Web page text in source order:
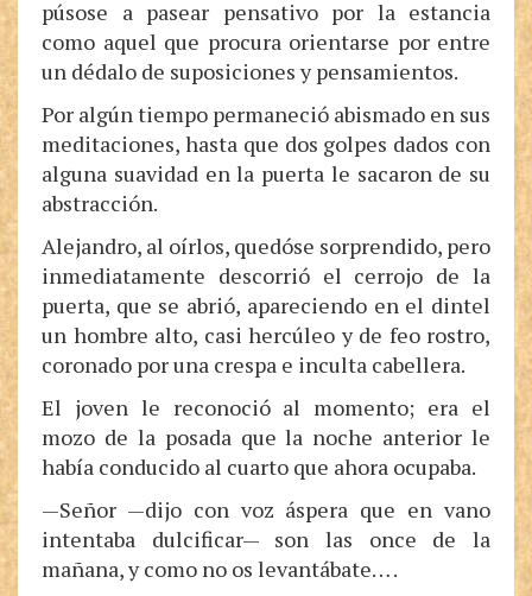
púsose a pasear pensativo por la estancia
como aquel que procura orientarse por entre
un dédalo de suposiciones y pensamientos.
Por algún tiempo permaneció abismado en sus
meditaciones, hasta que dos golpes dados con
alguna suavidad en la puerta le sacaron de su
abstracción.
Alejandro, al oírlos, quedóse sorprendido, pero
inmediatamente descorrió el cerrojo de la
puerta, que se abrió, apareciendo en el dintel
un hombre alto, casi hercúleo y de feo rostro,
coronado por una crespa e inculta cabellera.
El joven le reconoció al momento; era el
mozo de la posada que la noche anterior le
había conducido al cuarto que ahora ocupaba.
—Señor —dijo con voz áspera que en vano
intentaba dulcificar— son las once de la
mañana, y como no os levantábate… .